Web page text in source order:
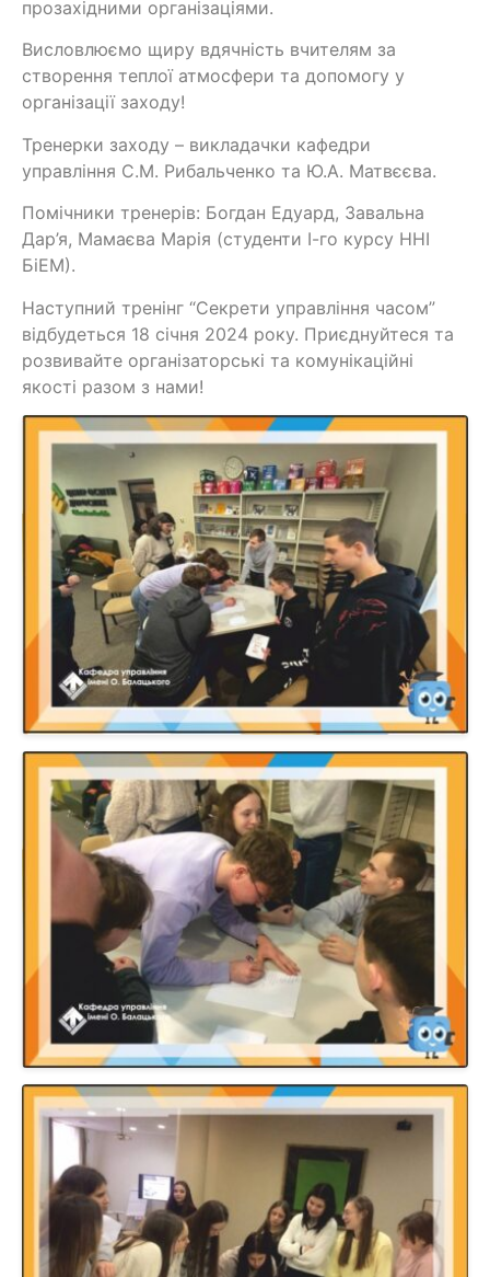
прозахідними організаціями.
Висловлюємо щиру вдячність вчителям за
створення теплої атмосфери та допомогу у
організації заходу!
Тренерки заходу – викладачки кафедри
управління С.М. Рибальченко та Ю.А. Матвєєва.
Помічники тренерів: Богдан Едуард, Завальна
Дар’я, Мамаєва Марія (студенти І-го курсу ННІ
БіЕМ).
Наступний тренінг “Секрети управління часом”
відбудеться 18 січня 2024 року. Приєднуйтеся та
розвивайте організаторські та комунікаційні
якості разом з нами!